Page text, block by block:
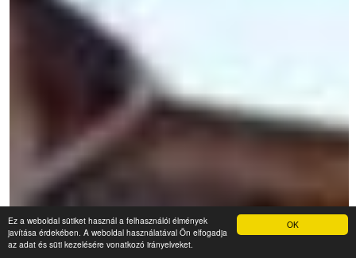
OK
Ez a weboldal sütiket használ a felhasználói élmények
javítása érdekében. A weboldal használatával Ön elfogadja
az adat és süti kezelésére vonatkozó irányelveket.